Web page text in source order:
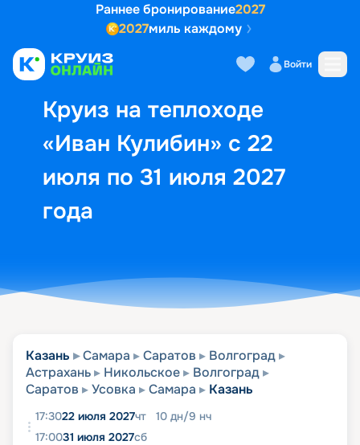
Раннее бронирование2027
2027миль каждому
Войти
Круиз на теплоходе
«Иван Кулибин» с 22
июля по 31 июля 2027
года
Выбор кают Маршрут и
Казань Самара Саратов
Волгоград
Астрахань
Никольское
Волгоград
Саратов
Усовка Самара Казань
17:3022 июля 2027чт 10 дн/9 нч
17:0031 июля 2027сб